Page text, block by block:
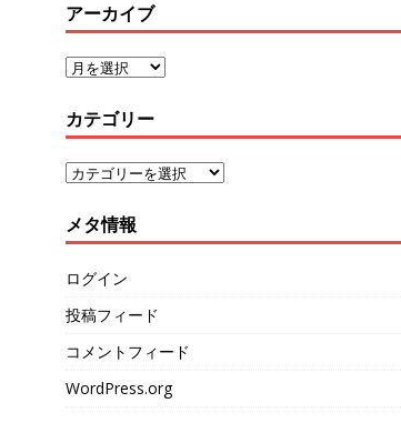
アーカイブ
カテゴリー
メタ情報
ログイン
投稿フィード
コメントフィード
WordPress.org